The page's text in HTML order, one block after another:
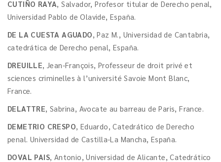
CUTIÑO RAYA, Salvador, Profesor titular de Derecho penal,
Universidad Pablo de Olavide, España.
DE LA CUESTA AGUADO, Paz M., Universidad de Cantabria,
catedrática de Derecho penal, España.
DREUILLE, Jean-François, Professeur de droit privé et
sciences criminelles à l’université Savoie Mont Blanc,
France.
DELATTRE, Sabrina, Avocate au barreau de Paris, France.
DEMETRIO CRESPO, Eduardo, Catedrático de Derecho
penal. Universidad de Castilla-La Mancha, España.
DOVAL PAIS, Antonio, Universidad de Alicante, Catedrático